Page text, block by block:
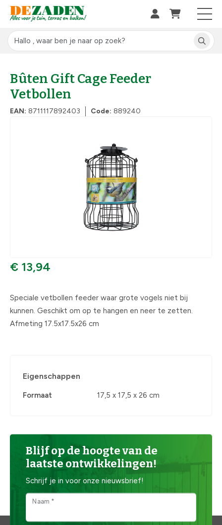
Bûten Gift Cage Feeder
Vetbollen
EAN: 8711117892403 Code: 889240
€ 13,94
Speciale vetbollen feeder waar grote vogels niet bij
kunnen. Geschikt om op te hangen en neer te zetten.
Afmeting 17.5x17.5x26 cm
Eigenschappen
Formaat 17,5 x 17,5 x 26 cm
Blijf op de hoogte van de
laatste ontwikkelingen!
Schrijf je in voor onze nieuwsbrief!
Naam *